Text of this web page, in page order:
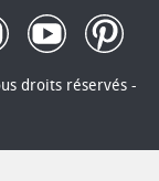
droits réservés -